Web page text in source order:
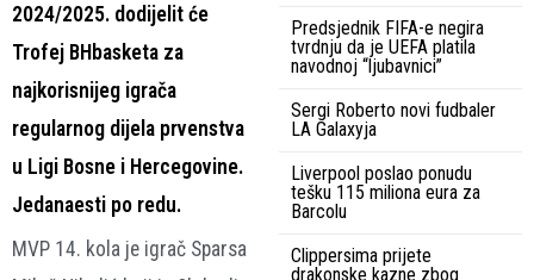
2024/2025. dodijelit će
Trofej BHbasketa za
najkorisnijeg igrača
regularnog dijela prvenstva
u Ligi Bosne i Hercegovine.
Jedanaesti po redu.
MVP 14. kola je igrač Sparsa
Predsjednik FIFA-e negira
tvrdnju da je UEFA platila
navodnoj “ljubavnici”
Sergi Roberto novi fudbaler
LA Galaxyja
Liverpool poslao ponudu
tešku 115 miliona eura za
Barcolu
Clippersima prijete
drakonske kazne zbog